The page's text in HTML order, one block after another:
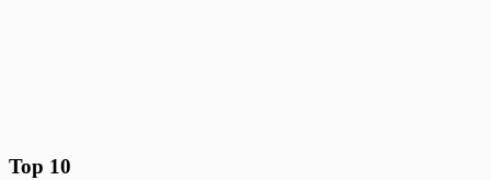
Top 10